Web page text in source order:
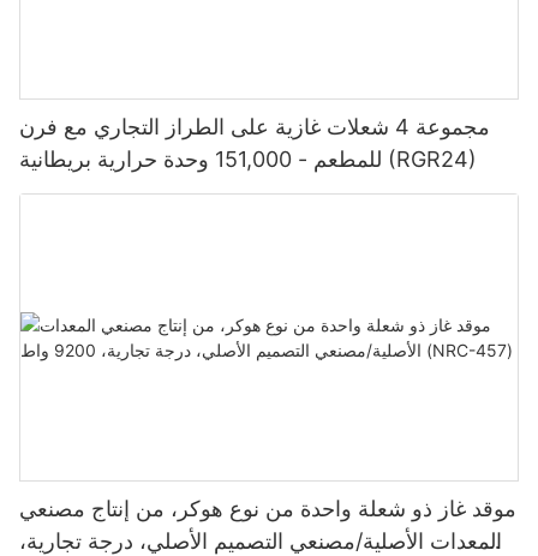
مجموعة 4 شعلات غازية على الطراز التجاري مع فرن
للمطعم - 151,000 وحدة حرارية بريطانية (RGR24)
موقد غاز ذو شعلة واحدة من نوع هوكر، من إنتاج مصنعي
المعدات الأصلية/مصنعي التصميم الأصلي، درجة تجارية،